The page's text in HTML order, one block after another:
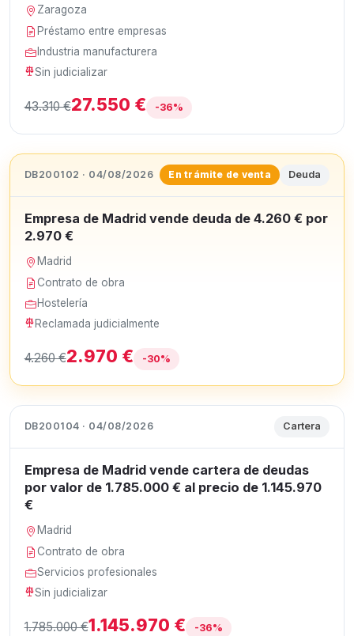
Zaragoza
Préstamo entre empresas
Industria manufacturera
Sin judicializar
43.310 €27.550 € -36%
DB200102 · 04/08/2026 En trámite de venta Deuda
Empresa de Madrid vende deuda de 4.260 € por
2.970 €
Madrid
Contrato de obra
Hostelería
Reclamada judicialmente
4.260 €2.970 € -30%
DB200104 · 04/08/2026 Cartera
Empresa de Madrid vende cartera de deudas
por valor de 1.785.000 € al precio de 1.145.970
€
Madrid
Contrato de obra
Servicios profesionales
Sin judicializar
1.785.000 €1.145.970 € -36%